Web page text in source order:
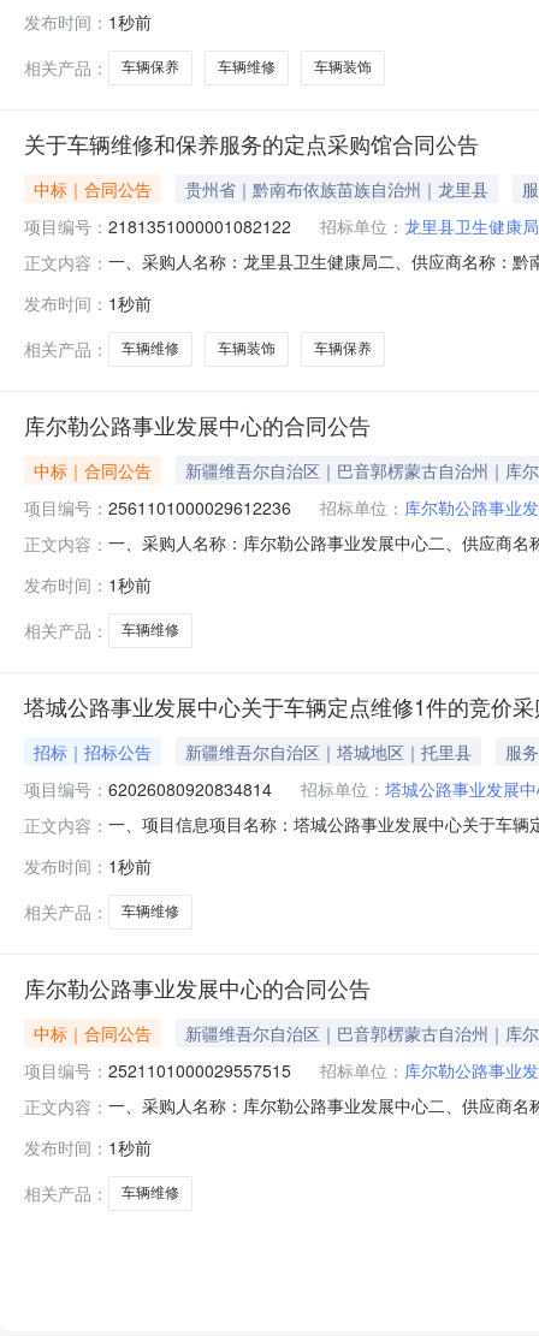
（元）:预算总额（元）:项目所在行政区划编码:522730
发布时间： 1秒前
相关产品：
车辆保养 车辆维修 车辆装饰
关于车辆维修和保养服务的定点采购馆合同公告
中标｜合同公告 贵州省｜黔南布依族苗族自治州｜龙里县
项目编号： 2181351000001082122 招标单位： 龙里县卫生健康局
正文内容： 一、采购人名称：龙里县卫生健康局二、供应商名称：
次1.003535服务要求或标的基本概况：七、其它事项：
发布时间： 1秒前
相关产品：
车辆维修 车辆装饰 车辆保养
库尔勒公路事业发展中心的合同公告
中标｜合同公告
新疆维吾尔自治区｜巴音郭楞蒙古自治州｜库
项目编号： 2561101000029612236 招标单位： 库尔勒公路事业
正文内容： 一、采购人名称：库尔勒公路事业发展中心二、供应商
求或标的基本概况：七、其它事项：详见附件中的合同
发布时间： 1秒前
相关产品：
车辆维修
塔城公路事业发展中心关于车辆定点维修1件的竞价
招标｜招标公告 新疆维吾尔自治区｜塔城地区｜托里县
服务
项目编号： 62026080920834814 招标单位： 塔城公路事业发展
正文内容： 一、项目信息项目名称：塔城公路事业发展中心关于车
维修核心参数要求:商品类目:车辆定点维修;汽车维修:汽
发布时间： 1秒前
相关产品：
车辆维修
库尔勒公路事业发展中心的合同公告
中标｜合同公告
新疆维吾尔自治区｜巴音郭楞蒙古自治州｜库
项目编号： 2521101000029557515 招标单位： 库尔勒公路事业
正文内容： 一、采购人名称：库尔勒公路事业发展中心二、供应商
要求或标的基本概况：七、其它事项：详见附件中的合
发布时间： 1秒前
相关产品：
车辆维修